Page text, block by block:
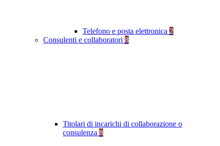
Telefono e posta elettronica 2
Consulenti e collaboratori 8
Titolari di incarichi di collaborazione o
consulenza 8